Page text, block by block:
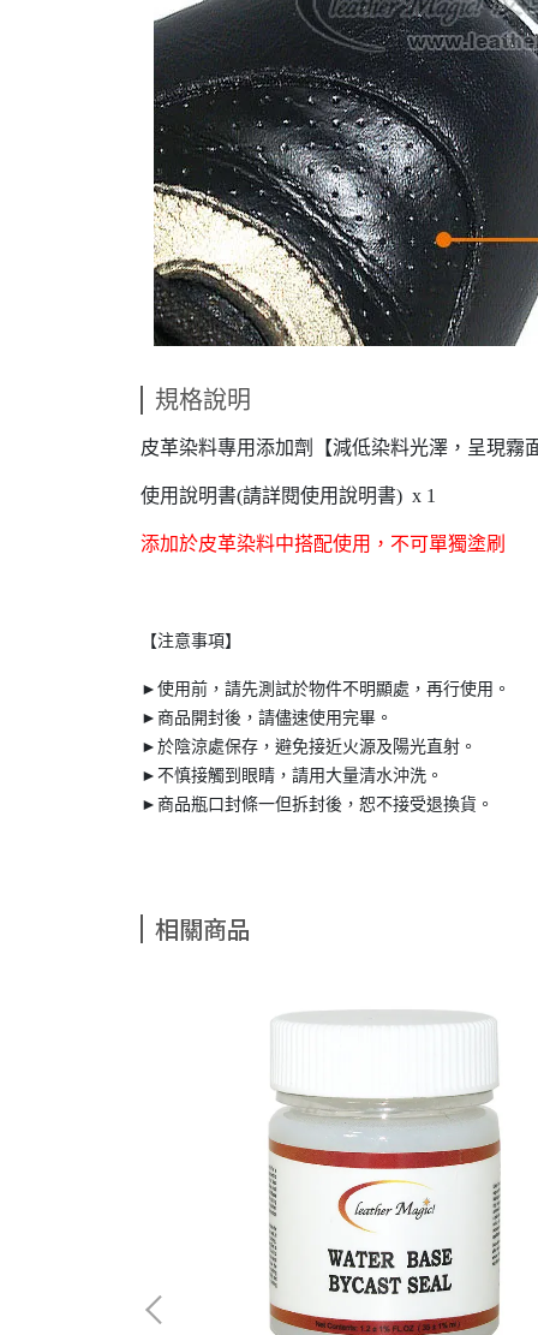
規格說明
皮革染料專用添加劑【減低染料光澤，呈現霧
使用說明書(請詳閱使用說明書) x 1
添加於皮革染料中搭配使用，不可單獨塗刷
【注意事項】
►使用前，請先測試於物件不明顯處，再行使用。
►商品開封後，請儘速使用完畢。
►於陰涼處保存，避免接近火源及陽光直射。
►不慎接觸到眼睛，請用大量清水沖洗。
►商品瓶口封條一但拆封後，恕不接受退換貨。
相關商品